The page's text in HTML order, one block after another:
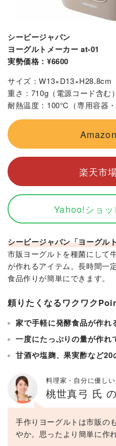
シービージャパン
ヨーグルトメーカー at-01
実勢価格：¥6600
サイズ：W13×D13×H28.8cm
重さ：710g（電源コード含む）
耐熱温度：100℃（専用容器・
楽天市
Yahoo!ショ
シービージャパン「ヨーグル
市販ヨーグルトを種菌にして
が作れるアイテム。長時間一
食品作りが簡単にできます。
頼りたくなるワクワク
家で手軽に発酵食品が作れ
一度にたっぷりの量が作
甘酒や塩麹、果実酢など20
料理家・自分に優し
桃世真弓 氏
手作りヨーグルトは市販の
やか。思ったより簡単に作れ